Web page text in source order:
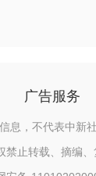
广告服务
息，不代表中新
禁止转载、摘编